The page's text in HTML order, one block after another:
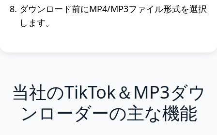
ダウンロード前にMP4/MP3ファイル形式を選択
します。
当社のTikTok＆MP3ダウ
ンローダーの主な機能